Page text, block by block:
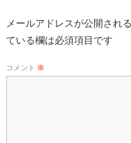
メールアドレスが公開され
ている欄は必須項目です
コメント ※